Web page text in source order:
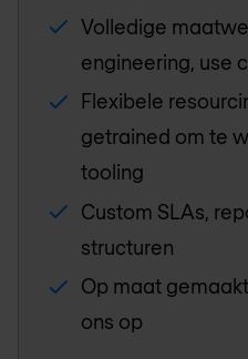
Volledige
engineering, use
Flexibele
getrained om te
tooling
Custom SLAs,
structuren
Op maat
ons op